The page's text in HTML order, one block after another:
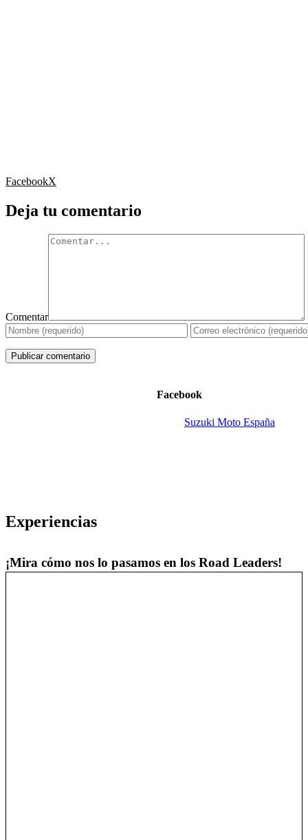
FacebookX
Deja tu comentario
Comentar
Facebook
Suzuki Moto España
Experiencias
¡Mira cómo nos lo pasamos en los Road Leaders!